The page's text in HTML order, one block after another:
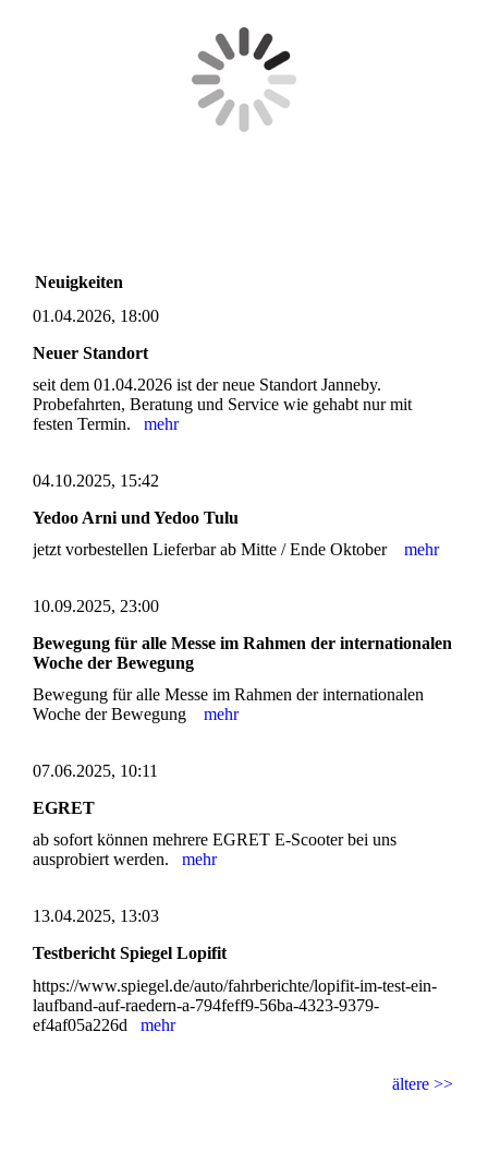
Neuigkeiten
01.04.2026, 18:00
Neuer Standort
seit dem 01.04.2026 ist der neue Standort Janneby.
Probefahrten, Beratung und Service wie gehabt nur mit
festen Termin. mehr
04.10.2025, 15:42
Yedoo Arni und Yedoo Tulu
jetzt vorbestellen Lieferbar ab Mitte / Ende Oktober mehr
10.09.2025, 23:00
Bewegung für alle Messe im Rahmen der internationalen
Woche der Bewegung
Bewegung für alle Messe im Rahmen der internationalen
Woche der Bewegung mehr
07.06.2025, 10:11
EGRET
ab sofort können mehrere EGRET E-Scooter bei uns
ausprobiert werden. mehr
13.04.2025, 13:03
Testbericht Spiegel Lopifit
https://www.spiegel.de/auto/fahrberichte/lopifit-im-test-ein-
laufband-auf-raedern-a-794feff9-56ba-4323-9379-
ef4af05a226d mehr
ältere >>